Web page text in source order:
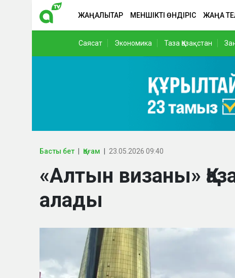
ЖАҢАЛЫҚТАР МЕНШІКТІ ӨНДІРІС ЖАҢА
Саясат Экономика Таза Қазақстан
Басты бет Қоғам 23.05.2026 09:40
«Алтын визаны»
алады